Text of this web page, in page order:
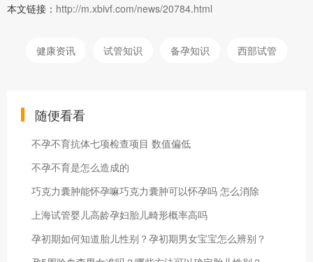
本文链接： http://m.xbivf.com/news/20784.html
健康资讯 试管知识 备孕知识 西部试管
随便看看
不孕不育抗体七项检查项目 数值偏低
不孕不育是怎么造成的
巧克力囊肿能怀孕嘛巧克力囊肿可以怀孕吗 怎么消除
上海试管婴儿高龄孕妇胎儿畸形概率高吗
孕初期如何知道胎儿性别？孕初期男女宝宝怎么辨别？